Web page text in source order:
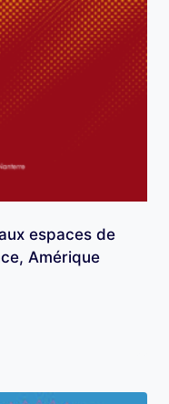
espaces de
Amérique